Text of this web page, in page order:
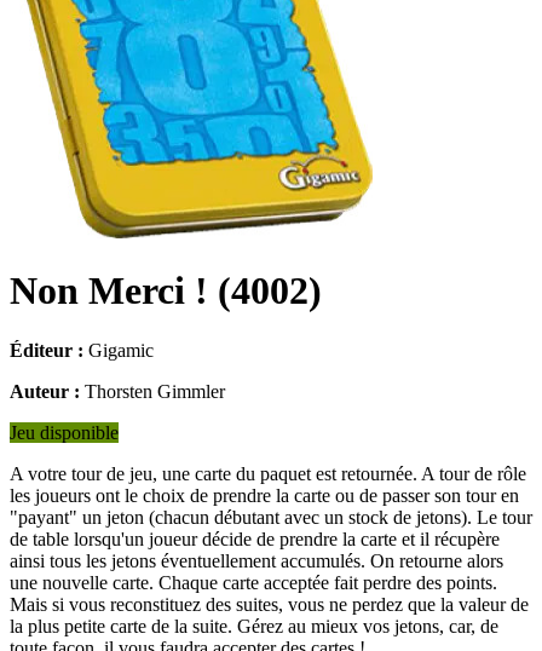
Non Merci ! (4002)
Éditeur : Gigamic
Auteur : Thorsten Gimmler
Jeu disponible
A votre tour de jeu, une carte du paquet est retournée. A tour de rôle
les joueurs ont le choix de prendre la carte ou de passer son tour en
"payant" un jeton (chacun débutant avec un stock de jetons). Le tour
de table lorsqu'un joueur décide de prendre la carte et il récupère
ainsi tous les jetons éventuellement accumulés. On retourne alors
une nouvelle carte. Chaque carte acceptée fait perdre des points.
Mais si vous reconstituez des suites, vous ne perdez que la valeur de
la plus petite carte de la suite. Gérez au mieux vos jetons, car, de